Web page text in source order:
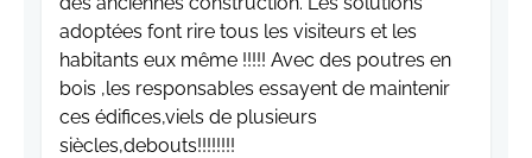
adoptées font rire tous les visiteurs et les
habitants eux même !!!!! Avec des poutres en
bois ,les responsables essayent de maintenir
ces édifices,viels de plusieurs
siècles,debouts!!!!!!!!